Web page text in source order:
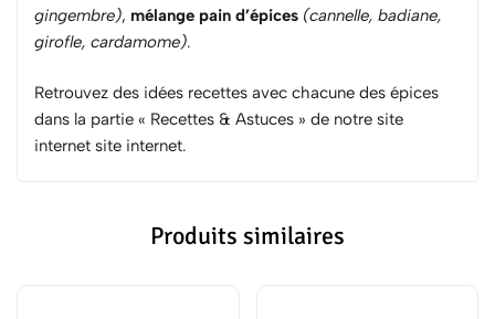
gingembre), mélange pain d’épices (cannelle, badiane,
girofle, cardamome).
Retrouvez des idées recettes avec chacune des épices
dans la partie « Recettes & Astuces » de notre site
internet site internet.
Produits similaires